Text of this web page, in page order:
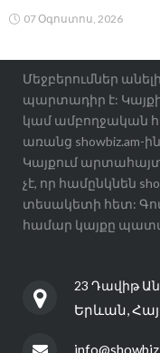
07 Օգոստոս, 2026
Մեջբերումներ
պարտադիր է:
կամ ամբողջական
առանց showbiz.am-
Կայքում
չէ, որ համընկնեն
տեսակետի հետ:
համար կայքը
23 Դավիթ
Երևան,